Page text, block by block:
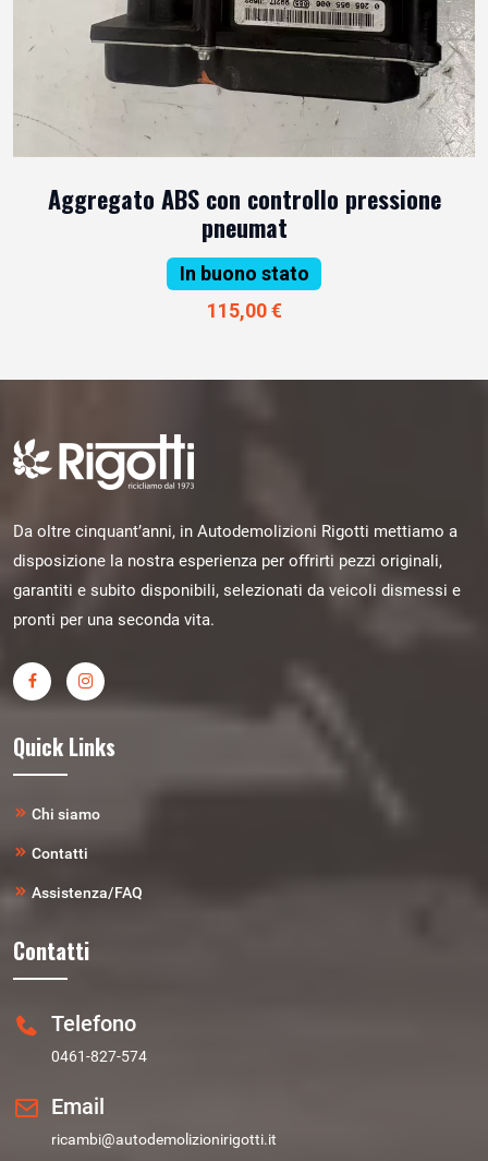
Aggregato ABS con controllo pressione
pneumat
In buono stato
115,00 €
Da oltre cinquant’anni, in Autodemolizioni Rigotti mettiamo a
disposizione la nostra esperienza per offrirti pezzi originali,
garantiti e subito disponibili, selezionati da veicoli dismessi e
pronti per una seconda vita.
Quick Links
Chi siamo
Contatti
Assistenza/FAQ
Contatti
Telefono
0461-827-574
Email
ricambi@autodemolizionirigotti.it